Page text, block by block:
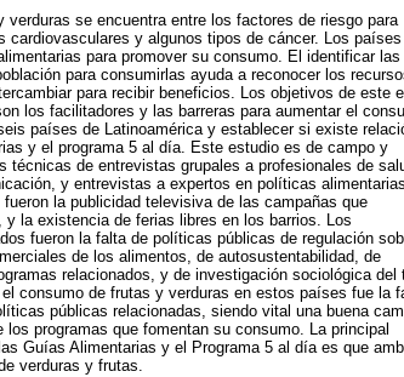
verduras se encuentra entre los factores de riesgo para
cardiovasculares y algunos tipos de cáncer. Los
para promover su consumo. El identificar las
para consumirlas ayuda a reconocer los
para recibir beneficios. Los objetivos de este
los facilitadores y las barreras para aumentar el
países de Latinoamérica y establecer si existe
y el programa 5 al día. Este estudio es de campo y
técnicas de entrevistas grupales a profesionales de
y entrevistas a expertos en políticas
la publicidad televisiva de las campañas que
y la existencia de ferias libres en los barrios. Los
fueron la falta de políticas públicas de regulación
de los alimentos, de autosustentabilidad, de
relacionados, y de investigación sociológica del
el consumo de frutas y verduras en estos países fue la
públicas relacionadas, siendo vital una buena
los programas que fomentan su consumo. La principal
Guías Alimentarias y el Programa 5 al día es que
verduras y frutas.